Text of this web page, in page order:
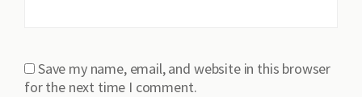
Save my name, email, and website in this browser
for the next time I comment.